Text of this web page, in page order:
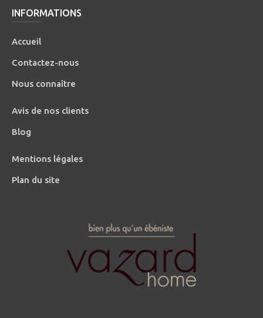
INFORMATIONS
Accueil
Contactez-nous
Nous connaître
Avis de nos clients
Blog
Mentions légales
Plan du site